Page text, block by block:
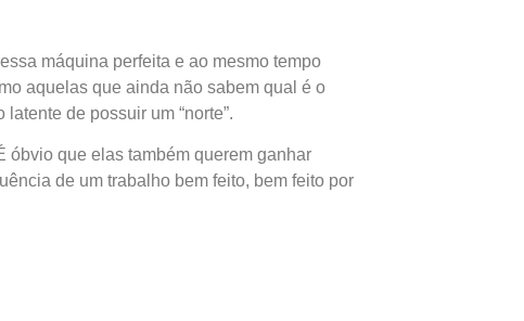
máquina perfeita e ao mesmo tempo
aquelas que ainda não sabem qual é o
de possuir um “norte”.
óbvio que elas também querem ganhar
de um trabalho bem feito, bem feito por